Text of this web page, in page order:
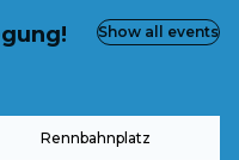
Rennbahnplatz
Show all events